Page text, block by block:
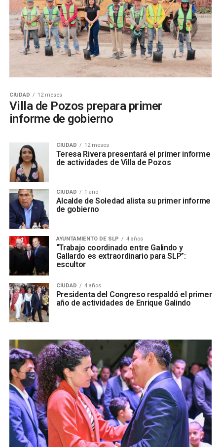
CIUDAD 12 meses
Villa de Pozos prepara primer
informe de gobierno
CIUDAD 12 meses
Teresa Rivera presentará el primer informe
de actividades de Villa de Pozos
CIUDAD 1 año
Alcalde de Soledad alista su primer informe
de gobierno
AYUNTAMIENTO DE SLP 4 años
“Trabajo coordinado entre Galindo y
Gallardo es extraordinario para SLP”:
escultor
CIUDAD 4 años
Presidenta del Congreso respaldó el primer
año de actividades de Enrique Galindo